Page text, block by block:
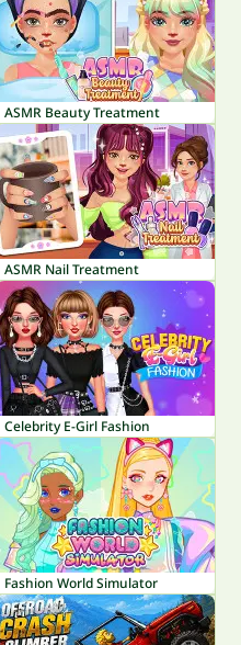
ASMR Beauty Treatment
ASMR Nail Treatment
Celebrity E-Girl Fashion
Fashion World Simulator